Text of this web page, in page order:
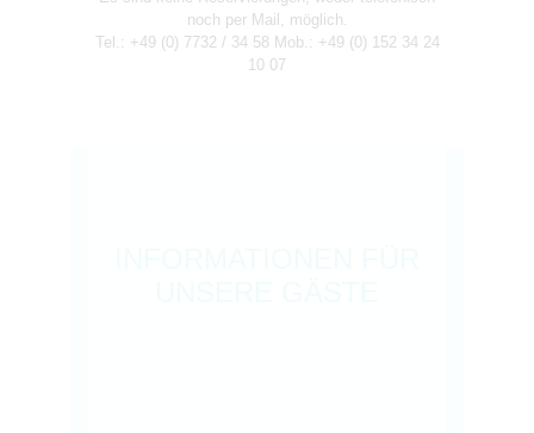
noch per Mail, möglich.
Tel.: +49 (0) 7732 / 34 58 Mob.: +49 (0) 152 34 24
10 07